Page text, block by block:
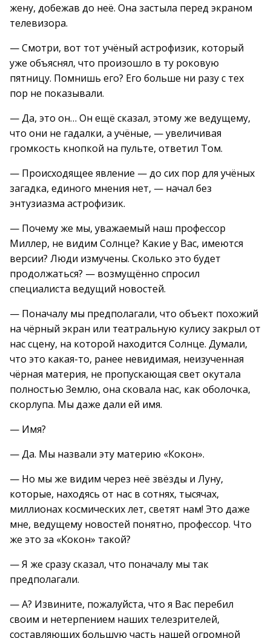
жену, добежав до неё. Она застыла перед экраном
телевизора.
— Смотри, вот тот учёный астрофизик, который
уже объяснял, что произошло в ту роковую
пятницу. Помнишь его? Его больше ни разу с тех
пор не показывали.
— Да, это он… Он ещё сказал, этому же ведущему,
что они не гадалки, а учёные, — увеличивая
громкость кнопкой на пульте, ответил Том.
— Происходящее явление — до сих пор для учёных
загадка, единого мнения нет, — начал без
энтузиазма астрофизик.
— Почему же мы, уважаемый наш профессор
Миллер, не видим Солнце? Какие у Вас, имеются
версии? Люди измучены. Сколько это будет
продолжаться? — возмущённо спросил
специалиста ведущий новостей.
— Поначалу мы предполагали, что объект похожий
на чёрный экран или театральную кулису закрыл от
нас сцену, на которой находится Солнце. Думали,
что это какая-то, ранее невидимая, неизученная
чёрная материя, не пропускающая свет окутала
полностью Землю, она сковала нас, как оболочка,
скорлупа. Мы даже дали ей имя.
— Имя?
— Да. Мы назвали эту материю «Кокон».
— Но мы же видим через неё звёзды и Луну,
которые, находясь от нас в сотнях, тысячах,
миллионах космических лет, светят нам! Это даже
мне, ведущему новостей понятно, профессор. Что
же это за «Кокон» такой?
— Я же сразу сказал, что поначалу мы так
предполагали.
— А? Извините, пожалуйста, что я Вас перебил
своим и нетерпением наших телезрителей,
составляющих большую часть нашей огромной